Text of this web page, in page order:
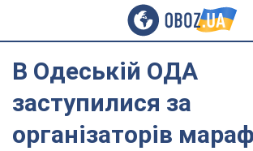
В Одеській ОДА
заступилися за
організаторів